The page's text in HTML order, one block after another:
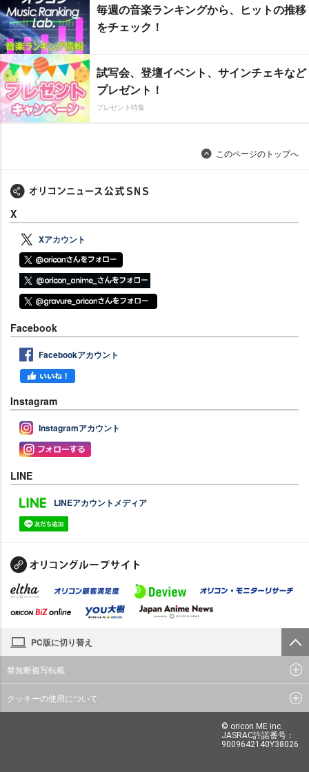
毎週の音楽ランキングから、ヒットの推移
をチェック！
試写会、登壇イベント、サインチェキなど
プレゼント！
プレゼント特集
このページのトップへ
X
Xアカウント
Facebook
Facebookアカウント
Instagram
Instagramアカウント
LINE
LINEアカウントメディア
PC版に切り替え
禁無断複写転載
クッキーの使用について
© oricon ME inc.
JASRAC許諾番号：
9009642140Y38026